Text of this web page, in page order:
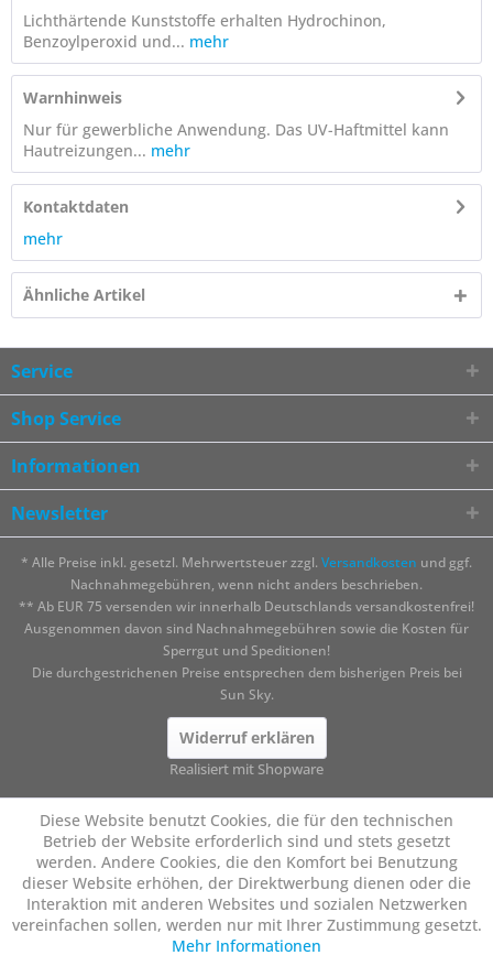
Lichthärtende Kunststoffe erhalten Hydrochinon,
Benzoylperoxid und... mehr
Warnhinweis
Nur für gewerbliche Anwendung. Das UV-Haftmittel kann
Hautreizungen... mehr
Kontaktdaten
mehr
Ähnliche Artikel
Service
Shop Service
Informationen
Newsletter
* Alle Preise inkl. gesetzl. Mehrwertsteuer zzgl. Versandkosten und ggf.
Nachnahmegebühren, wenn nicht anders beschrieben.
** Ab EUR 75 versenden wir innerhalb Deutschlands versandkostenfrei!
Ausgenommen davon sind Nachnahmegebühren sowie die Kosten für
Sperrgut und Speditionen!
Die durchgestrichenen Preise entsprechen dem bisherigen Preis bei
Sun Sky.
Widerruf erklären
Realisiert mit Shopware
Diese Website benutzt Cookies, die für den technischen
Betrieb der Website erforderlich sind und stets gesetzt
werden. Andere Cookies, die den Komfort bei Benutzung
dieser Website erhöhen, der Direktwerbung dienen oder die
Interaktion mit anderen Websites und sozialen Netzwerken
vereinfachen sollen, werden nur mit Ihrer Zustimmung gesetzt.
Mehr Informationen